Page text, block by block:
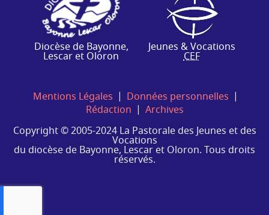
Diocèse de Bayonne,
Lescar et Oloron
Jeunes & Vocations
CEF
Mentions Légales Données personnelles
Rédaction
Archives
Copyright © 2005-2024 La Pastorale des Jeunes et des
Vocations
du diocèse de Bayonne, Lescar et Oloron. Tous droits
réservés.